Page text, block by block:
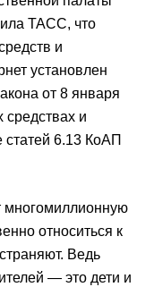
ТАСС, что
и
установлен
от 8 января
и
статей 6.13 КоАП
многомиллионную
относиться к
Ведь
— это дети и